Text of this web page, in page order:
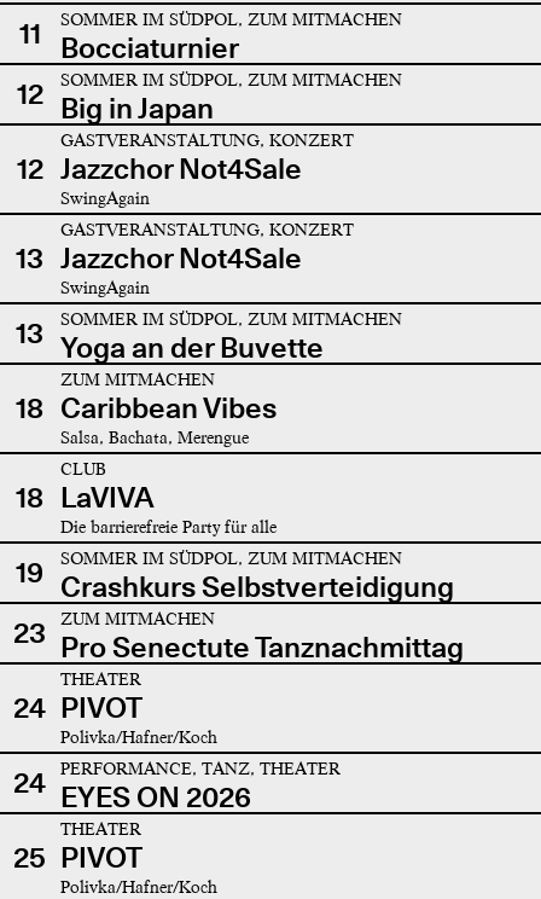
11 SOMMER IM SÜDPOL, ZUM MITMACHEN
Bocciaturnier
12
SOMMER IM SÜDPOL, ZUM MITMACHEN
Big in Japan
12
GASTVERANSTALTUNG, KONZERT
Jazzchor Not4Sale
SwingAgain
13
GASTVERANSTALTUNG, KONZERT
Jazzchor Not4Sale
SwingAgain
13 SOMMER IM SÜDPOL, ZUM MITMACHEN
Yoga an der Buvette
18
ZUM MITMACHEN
Caribbean Vibes
Salsa, Bachata, Merengue
18
CLUB
LaVIVA
Die barrierefreie Party für alle
19 SOMMER IM SÜDPOL, ZUM MITMACHEN
Crashkurs Selbstverteidigung
23
ZUM MITMACHEN
Pro Senectute Tanznachmittag
24
THEATER
PIVOT
Polivka/Hafner/Koch
24 PERFORMANCE, TANZ, THEATER
EYES ON 2026
25
THEATER
PIVOT
Polivka/Hafner/Koch